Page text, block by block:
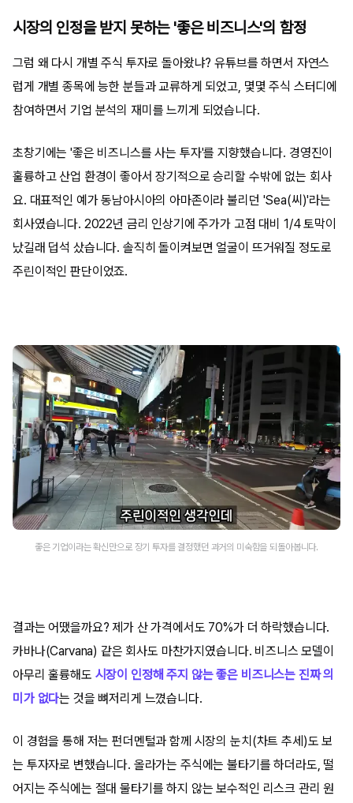
시장의 인정을 받지 못하는 '좋은 비즈니스'의 함정
그럼 왜 다시 개별 주식 투자로 돌아왔냐? 유튜브를 하면서 자연스
럽게 개별 종목에 능한 분들과 교류하게 되었고, 몇몇 주식 스터디에
참여하면서 기업 분석의 재미를 느끼게 되었습니다.
초창기에는 '좋은 비즈니스를 사는 투자'를 지향했습니다. 경영진이
훌륭하고 산업 환경이 좋아서 장기적으로 승리할 수밖에 없는 회사
요. 대표적인 예가 동남아시아의 아마존이라 불리던 'Sea(씨)'라는
회사였습니다. 2022년 금리 인상기에 주가가 고점 대비 1/4 토막이
났길래 덥석 샀습니다. 솔직히 돌이켜보면 얼굴이 뜨거워질 정도로
주린이적인 판단이었죠.
좋은 기업이라는 확신만으로 장기 투자를 결정했던 과거의 미숙함을 되돌아봅니다.
결과는 어땠을까요? 제가 산 가격에서도 70%가 더 하락했습니다.
카바나(Carvana) 같은 회사도 마찬가지였습니다. 비즈니스 모델이
아무리 훌륭해도 시장이 인정해 주지 않는 좋은 비즈니스는 진짜 의
미가 없다는 것을 뼈저리게 느꼈습니다.
이 경험을 통해 저는 펀더멘털과 함께 시장의 눈치(차트 추세)도 보
는 투자자로 변했습니다. 올라가는 주식에는 불타기를 하더라도, 떨
어지는 주식에는 절대 물타기를 하지 않는 보수적인 리스크 관리 원